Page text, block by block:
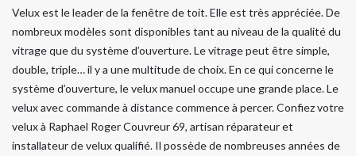
Velux est le leader de la fenêtre de toit. Elle est très appréciée. De
nombreux modèles sont disponibles tant au niveau de la qualité du
vitrage que du système d’ouverture. Le vitrage peut être simple,
double, triple… il y a une multitude de choix. En ce qui concerne le
système d’ouverture, le velux manuel occupe une grande place. Le
velux avec commande à distance commence à percer. Confiez votre
velux à Raphael Roger Couvreur 69, artisan réparateur et
installateur de velux qualifié. Il possède de nombreuses années de